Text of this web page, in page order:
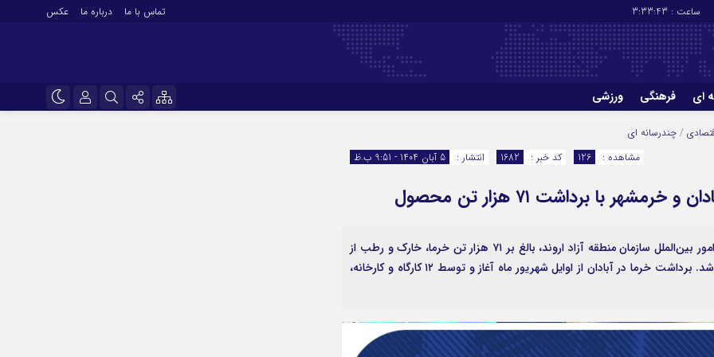
ساعت : 3:33:44 تماس با ما درباره ما عکس
ای فرهنگی ورزشی
/ چندرسانه ای
انتشار :
5 آبان 1404 - 9:51 ب.ظ کد خبر : 1682 مشاهده : 126
با برداشت ۷۱ هزار تن محصول
به گزارش پایگاه خبری واژه‌ها به نقل از روابط عمومی و امور بین‌الملل سازمان منطقه آزاد اروند، بالغ بر ۷۱ هزار تن خرما، خارک و رطب از
سطح نخیلات شهرستان‌های آبادان و خرمشهر برداشت شد. برداشت خرما در آبادان از اوایل شهریور ماه آغاز و توسط ۱۲ کارگاه و کارخانه،